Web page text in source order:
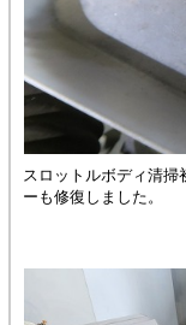
スロットルボディ清掃
ーも修復しました。